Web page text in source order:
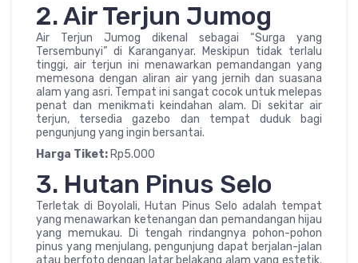
2. Air Terjun Jumog
Air Terjun Jumog dikenal sebagai “Surga yang
Tersembunyi” di Karanganyar. Meskipun tidak terlalu
tinggi, air terjun ini menawarkan pemandangan yang
memesona dengan aliran air yang jernih dan suasana
alam yang asri. Tempat ini sangat cocok untuk melepas
penat dan menikmati keindahan alam. Di sekitar air
terjun, tersedia gazebo dan tempat duduk bagi
pengunjung yang ingin bersantai.
Harga Tiket: Rp5.000
3. Hutan Pinus Selo
Terletak di Boyolali, Hutan Pinus Selo adalah tempat
yang menawarkan ketenangan dan pemandangan hijau
yang memukau. Di tengah rindangnya pohon-pohon
pinus yang menjulang, pengunjung dapat berjalan-jalan